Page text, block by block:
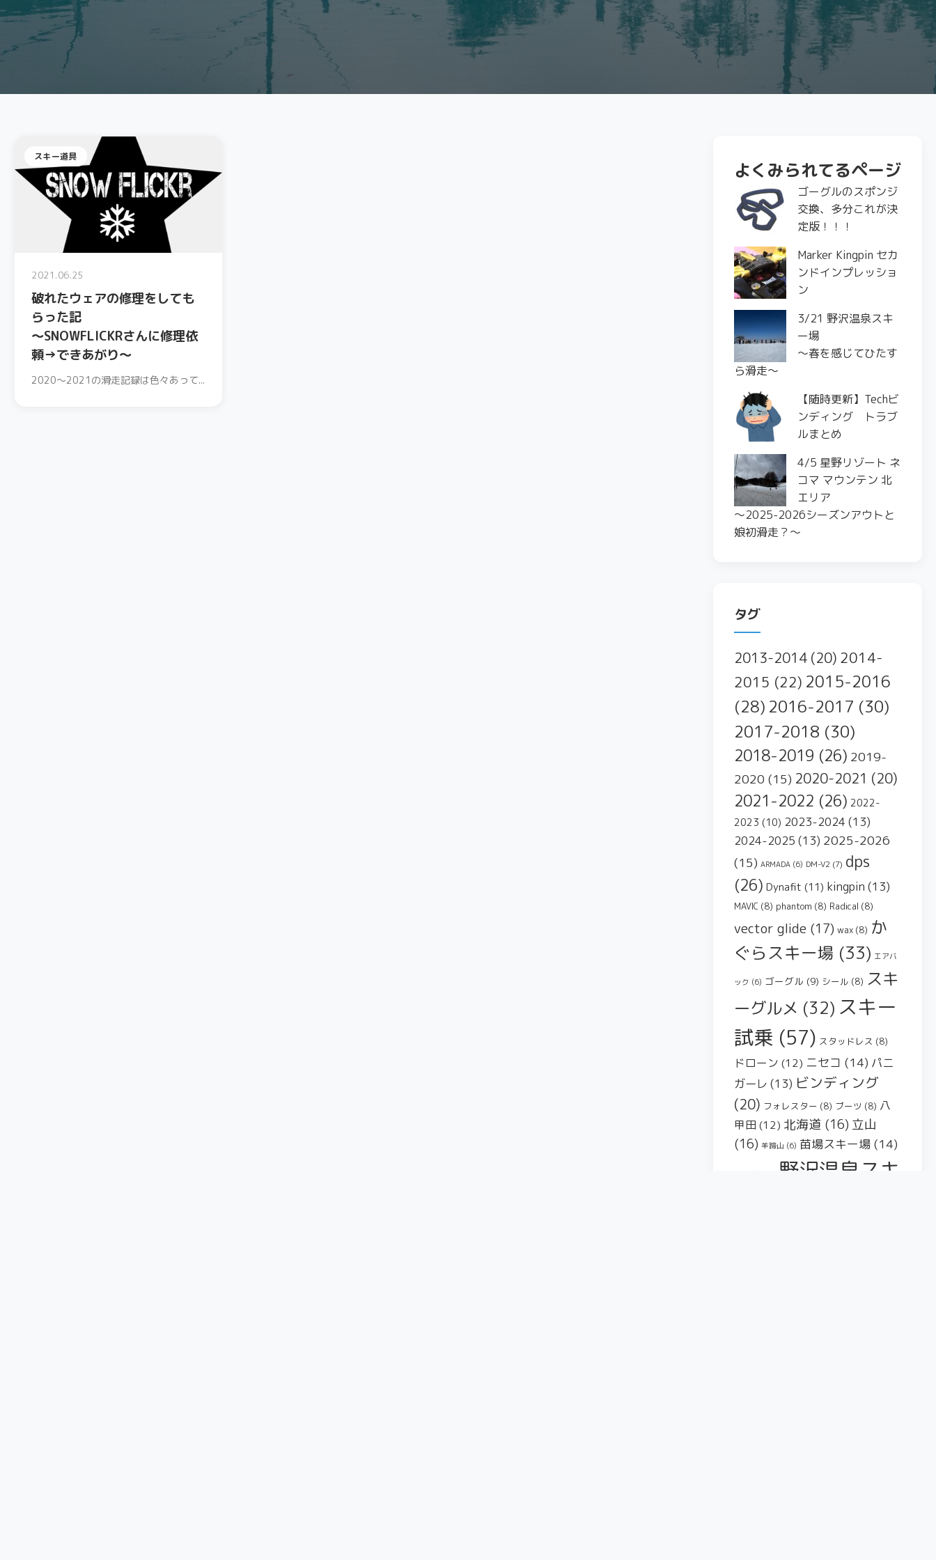
スキー道具
2021.06.25
破れたウェアの修理をしても
らった記
〜SNOWFLICKRさんに修理依
頼→できあがり〜
2020〜2021の滑走記録は色々あって...
よくみられてるページ
ゴーグルのスポンジ
交換、多分これが決
定版！！！
Marker Kingpin セカ
ンドインプレッショ
ン
3/21 野沢温泉スキ
ー場
〜春を感じてひたす
ら滑走〜
【随時更新】Techビ
ンディング トラブ
ルまとめ
4/5 星野リゾート ネ
コマ マウンテン 北
エリア
〜2025-2026シーズンアウトと
娘初滑走？〜
タグ
2013-2014 (20) 2014-
2015 (22) 2015-2016
(28) 2016-2017 (30)
2017-2018 (30)
2018-2019 (26) 2019-
2020 (15) 2020-2021 (20)
2021-2022 (26) 2022-
2023 (10) 2023-2024 (13)
2024-2025 (13) 2025-2026
(15) ARMADA (6) DM-V2 (7) dps
(26) Dynafit (11) kingpin (13)
MAVIC (8) phantom (8) Radical (8)
vector glide (17) wax (8) か
ぐらスキー場 (33) エアバ
ック (6) ゴーグル (9) シール (8) スキ
ーグルメ (32) スキー
試乗 (57) スタッドレス (8)
ドローン (12) ニセコ (14) パニ
ガーレ (13) ビンディング
(20) フォレスター (8) ブーツ (8) 八
甲田 (12) 北海道 (16) 立山
(16) 羊蹄山 (6) 苗場スキー場 (14)
野沢温泉スキ